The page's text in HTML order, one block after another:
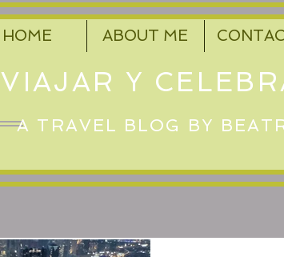
VIAJAR Y
A TRAVEL BLOG BY
HOME ABOUT ME